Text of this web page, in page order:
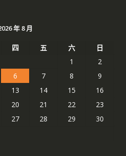
年 8 月
四 五 六
日
1
2
6 7 8
9
13 14 15
16
20 21 22
23
27 28 29
30